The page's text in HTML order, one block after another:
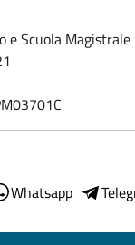
e Scuola
Whatsapp